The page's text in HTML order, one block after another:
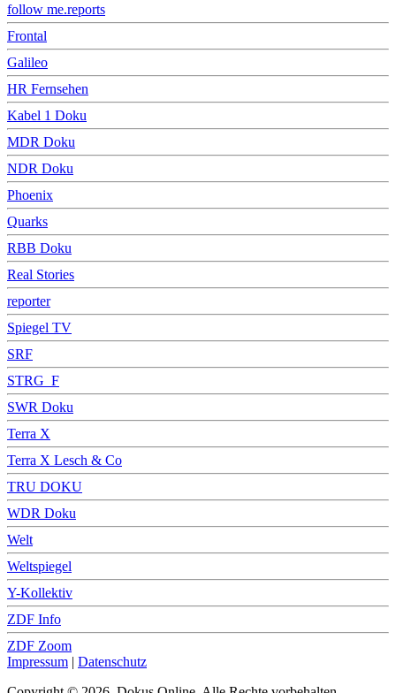
follow me.reports
Frontal
Galileo
HR Fernsehen
Kabel 1 Doku
MDR Doku
NDR Doku
Phoenix
Quarks
RBB Doku
Real Stories
reporter
Spiegel TV
SRF
STRG_F
SWR Doku
Terra X
Terra X Lesch & Co
TRU DOKU
WDR Doku
Welt
Weltspiegel
Y-Kollektiv
ZDF Info
ZDF Zoom
Impressum | Datenschutz